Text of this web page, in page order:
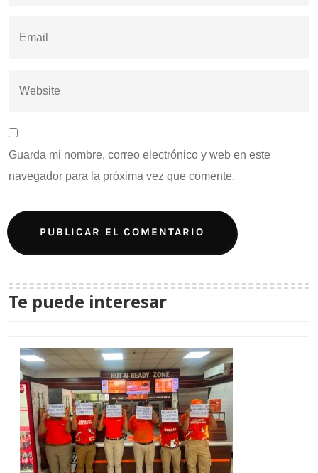
Guarda mi nombre, correo electrónico y web en este
navegador para la próxima vez que comente.
Te puede interesar